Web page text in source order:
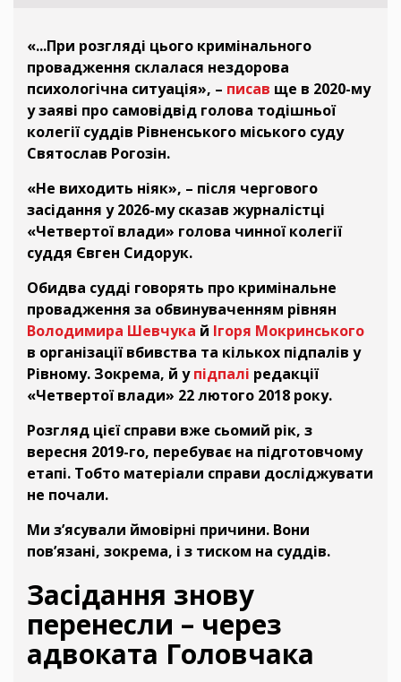
«...При розгляді цього кримінального
провадження склалася нездорова
психологічна ситуація», – писав ще в 2020-му
у заяві про самовідвід голова тодішньої
колегії суддів Рівненського міського суду
Святослав Рогозін.
«Не виходить ніяк», – після чергового
засідання у 2026-му сказав журналістці
«Четвертої влади» голова чинної колегії
суддя Євген Сидорук.
Обидва судді говорять про кримінальне
провадження за обвинуваченням рівнян
Володимира Шевчука й Ігоря Мокринського
в організації вбивства та кількох підпалів у
Рівному. Зокрема, й упідпалі редакції
«Четвертої влади» 22 лютого 2018 року.
Розгляд цієї справи вже сьомий рік, з
вересня 2019-го, перебуває на підготовчому
етапі. Тобто матеріали справи досліджувати
не почали.
Ми з’ясували ймовірні причини. Вони
пов’язані, зокрема, і з тиском на суддів.
Засідання знову
перенесли – через
адвоката Головчака